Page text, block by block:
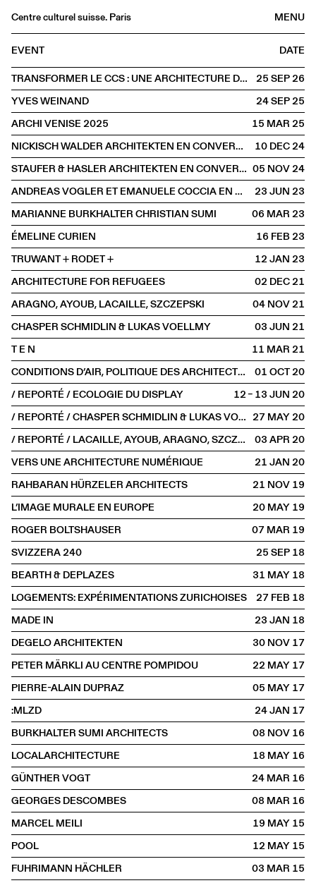
MENU
Centre culturel suisse. Paris
Agenda
Bookshop
Buvette
Archives
Medias
Publications
About
FR/EN
SPOKEN Architecture
EVENT
DATE
TRANSFORMER LE CCS : UNE ARCHITECTURE DE L'ALTÉRATION
25 SEP2026
YVES WEINAND
24 SEP2025
ARCHI VENISE 2025
15 MAR2025
NICKISCH WALDER ARCHITEKTEN EN CONVERSATION AVEC OLIVIA FUNES LASTRA
10 DEC2024
STAUFER & HASLER ARCHITEKTEN EN CONVERSATION AVEC BENOÎT PIÉRON 05 NOV2024
ANDREAS VOGLER ET EMANUELE COCCIA EN CONVERSATION AVEC CHARLOTTE POUPON
23 JUN2023
MARIANNE BURKHALTER CHRISTIAN SUMI
06 MAR2023
ÉMELINE CURIEN
16 FEB2023
TRUWANT + RODET +
12 JAN2023
ARCHITECTURE FOR REFUGEES
02 DEC2021
ARAGNO, AYOUB, LACAILLE, SZCZEPSKI
04 NOV2021
CHASPER SCHMIDLIN & LUKAS VOELLMY
03 JUN2021
T E N
11 MAR2021
CONDITIONS D’AIR, POLITIQUE DES ARCHITECTURES PAR L’AMBIANCE
01 OCT2020
/ REPORTÉ / ECOLOGIE DU DISPLAY
12 – 13 JUN2020
/ REPORTÉ / CHASPER SCHMIDLIN & LUKAS VOELLMY 27 MAY2020
/ REPORTÉ / LACAILLE, AYOUB, ARAGNO, SZCZEPSKI
03 APR2020
VERS UNE ARCHITECTURE NUMÉRIQUE
21 JAN2020
RAHBARAN HÜRZELER ARCHITECTS
21 NOV2019
L’IMAGE MURALE EN EUROPE
20 MAY2019
ROGER BOLTSHAUSER
07 MAR2019
SVIZZERA 240
25 SEP2018
BEARTH & DEPLAZES
31 MAY2018
LOGEMENTS: EXPÉRIMENTATIONS ZURICHOISES
27 FEB2018
MADE IN
23 JAN2018
DEGELO ARCHITEKTEN
30 NOV2017
PETER MÄRKLI AU CENTRE POMPIDOU
22 MAY2017
PIERRE-ALAIN DUPRAZ
05 MAY2017
:MLZD
24 JAN2017
BURKHALTER SUMI ARCHITECTS
08 NOV2016
LOCALARCHITECTURE
18 MAY2016
GÜNTHER VOGT
24 MAR2016
GEORGES DESCOMBES
08 MAR2016
MARCEL MEILI
19 MAY2015
POOL
12 MAY2015
FUHRIMANN HÄCHLER
03 MAR2015